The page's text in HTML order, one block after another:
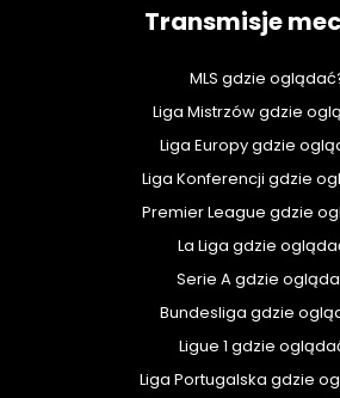
Transmisje
MLS gdzie
Liga Mistrzów gdzie
Liga Europy gdzie
Liga Konferencji gdzie
Premier League gdzie
La Liga gdzie
Serie A gdzie
Bundesliga gdzie
Ligue 1 gdzie
Liga Portugalska gdzie